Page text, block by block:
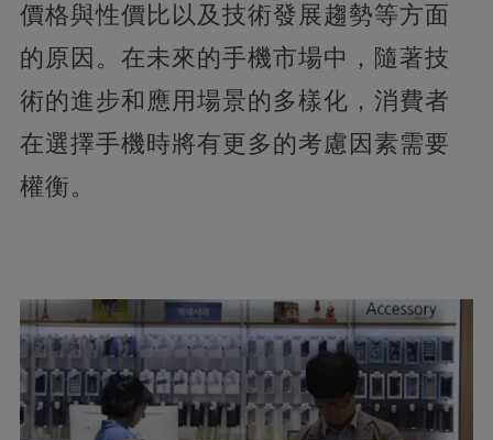
價格與性價比以及技術發展趨勢等方面
的原因。在未來的手機市場中，隨著技
術的進步和應用場景的多樣化，消費者
在選擇手機時將有更多的考慮因素需要
權衡。